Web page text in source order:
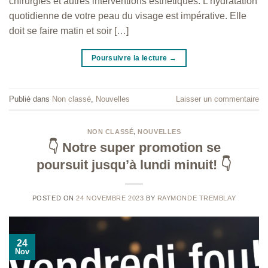
quotidienne de votre peau du visage est impérative. Elle
doit se faire matin et soir […]
Poursuivre la lecture →
Publié dans Non classé Nouvelles Laisser un commentaire
NON CLASSÉ, NOUVELLES
👇 Notre super promotion se
poursuit jusqu’à lundi minuit! 👇
POSTED ON24 NOVEMBRE 2023 BY RAYMONDE TREMBLAY
24
Nov